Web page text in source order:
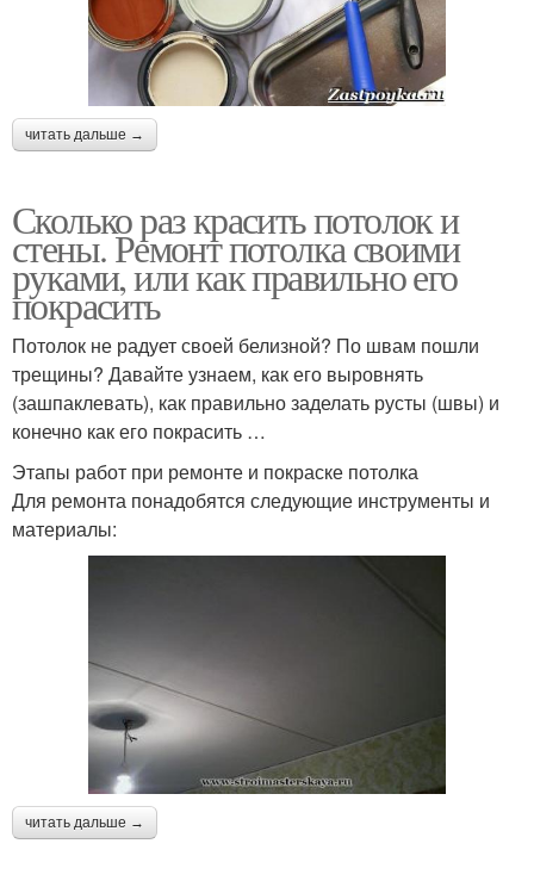
читать дальше →
Сколько раз красить потолок и
стены. Ремонт потолка своими
руками, или как правильно его
покрасить
Потолок не радует своей белизной? По швам пошли
трещины? Давайте узнаем, как его выровнять
(зашпаклевать), как правильно заделать русты (швы) и
конечно как его покрасить …
Этапы работ при ремонте и покраске потолка
Для ремонта понадобятся следующие инструменты и
материалы:
читать дальше →